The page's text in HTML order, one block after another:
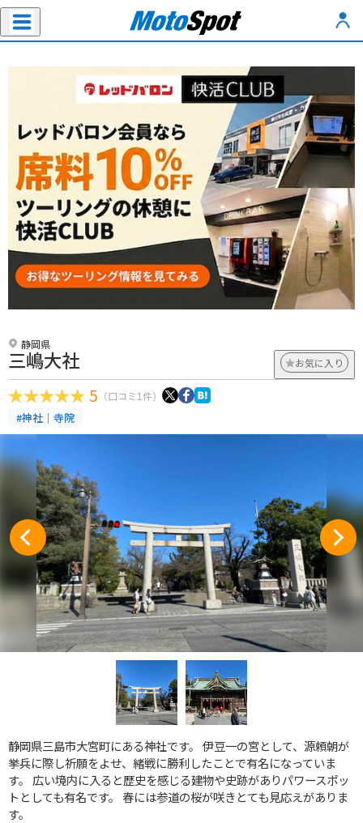
静岡県
三嶋大社 お気に入り
5 （口コミ1件）
#神社｜寺院
静岡県三島市大宮町にある神社です。 伊豆一の宮として、源頼朝が
挙兵に際し祈願をよせ、緒戦に勝利したことで有名になっていま
す。 広い境内に入ると歴史を感じる建物や史跡がありパワースポッ
トとしても有名です。 春には参道の桜が咲きとても見応えがありま
す。